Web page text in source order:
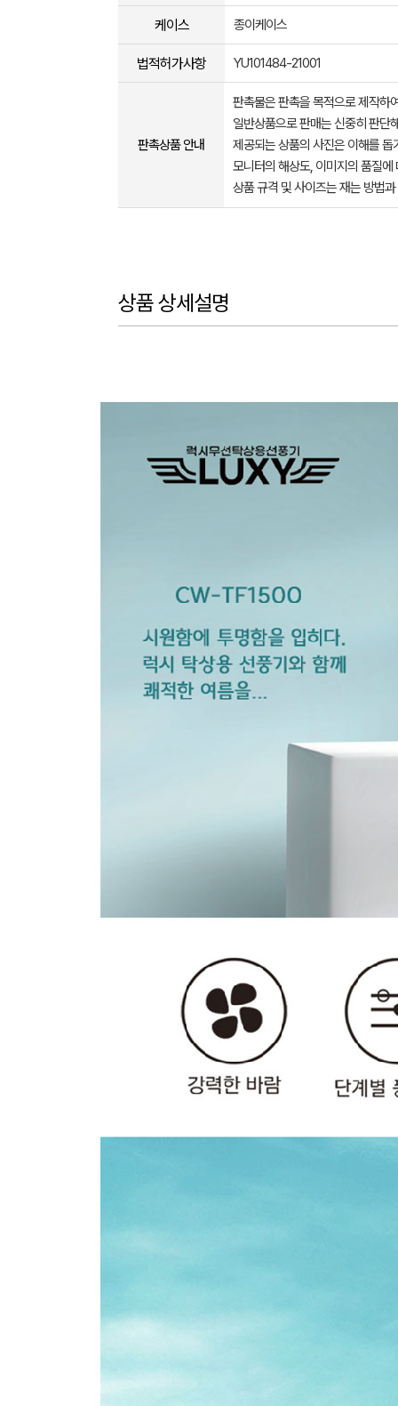
케이스 종이케이스
법적허가사항 YU101484-21001
판촉상품 안내
판촉물은 판촉을 목적으로 제작하
일반상품으로 판매는 신중히 판단
제공되는 상품의 사진은 이해를
모니터의 해상도, 이미지의 품질
상품 규격 및 사이즈는 재는 방법
상품 상세설명